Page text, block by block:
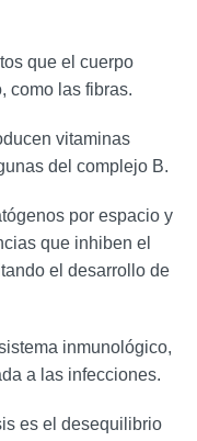
que el cuerpo
como las fibras.
vitaminas
del complejo B.
por espacio y
que inhiben el
el desarrollo de
inmunológico,
a las infecciones.
es el desequilibrio